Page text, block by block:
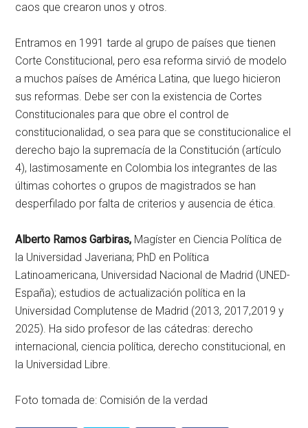
caos que crearon unos y otros.
Entramos en 1991 tarde al grupo de países que tienen
Corte Constitucional, pero esa reforma sirvió de modelo
a muchos países de América Latina, que luego hicieron
sus reformas. Debe ser con la existencia de Cortes
Constitucionales para que obre el control de
constitucionalidad, o sea para que se constitucionalice el
derecho bajo la supremacía de la Constitución (artículo
4), lastimosamente en Colombia los integrantes de las
últimas cohortes o grupos de magistrados se han
desperfilado por falta de criterios y ausencia de ética.
Alberto Ramos Garbiras, Magíster en Ciencia Política de
la Universidad Javeriana; PhD en Política
Latinoamericana, Universidad Nacional de Madrid (UNED-
España); estudios de actualización política en la
Universidad Complutense de Madrid (2013, 2017,2019 y
2025). Ha sido profesor de las cátedras: derecho
internacional, ciencia política, derecho constitucional, en
la Universidad Libre.
Foto tomada de: Comisión de la verdad